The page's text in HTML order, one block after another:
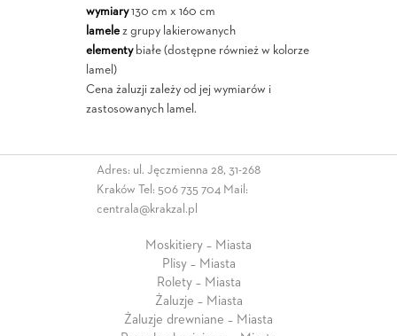
wymiary130 cm x 160 cm
lamelez grupy lakierowanych
elementybiałe (dostępne również w kolorze
lamel)
Cena żaluzji zależy od jej wymiarów i
zastosowanych lamel.
Adres: ul. Jęczmienna 28, 31-268
Kraków Tel: 506 735 704 Mail:
centrala@krakzal.pl
Moskitiery – Miasta
Plisy – Miasta
Rolety – Miasta
Żaluzje – Miasta
Żaluzje drewniane – Miasta